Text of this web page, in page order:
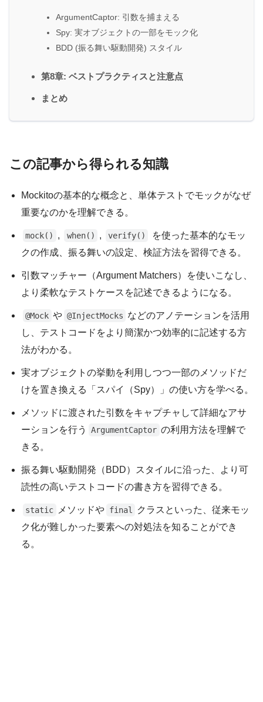
ArgumentCaptor: 引数を捕まえる
Spy: 実オブジェクトの一部をモック化
BDD (振る舞い駆動開発) スタイル
第8章: ベストプラクティスと注意点
まとめ
この記事から得られる知識
Mockitoの基本的な概念と、単体テストでモックがなぜ
重要なのかを理解できる。
mock() , when() , verify()
を使った基本的なモッ
クの作成、振る舞いの設定、検証方法を習得できる。
引数マッチャー（Argument Matchers）を使いこなし、
より柔軟なテストケースを記述できるようになる。
@Mock や @InjectMocks などのアノテーションを活用
し、テストコードをより簡潔かつ効率的に記述する方
法がわかる。
実オブジェクトの挙動を利用しつつ一部のメソッドだ
けを置き換える「スパイ（Spy）」の使い方を学べる。
メソッドに渡された引数をキャプチャして詳細なアサ
ーションを行う
ArgumentCaptor の利用方法を理解で
きる。
振る舞い駆動開発（BDD）スタイルに沿った、より可
読性の高いテストコードの書き方を習得できる。
static メソッドや final
クラスといった、従来モッ
ク化が難しかった要素への対処法を知ることができ
る。